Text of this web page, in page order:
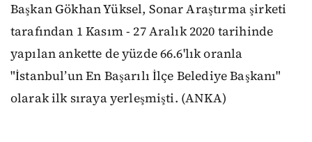
Başkan Gökhan Yüksel, Sonar Araştırma şirketi
tarafından 1 Kasım - 27 Aralık 2020 tarihinde
yapılan ankette de yüzde 66.6'lık oranla
"İstanbul’un En Başarılı İlçe Belediye Başkanı"
olarak ilk sıraya yerleşmişti. (ANKA)